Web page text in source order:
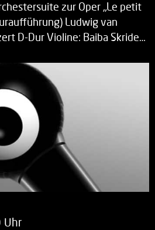
zur Oper „Le petit
Ludwig van
D-Dur Violine: Baiba Skride…
Uhr